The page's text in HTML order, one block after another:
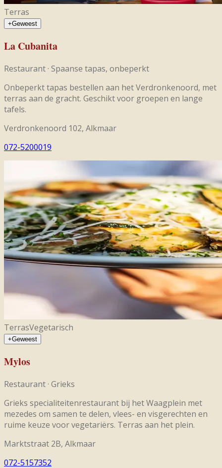
Terras
+Geweest
La Cubanita
Restaurant · Spaanse tapas, onbeperkt
Onbeperkt tapas bestellen aan het Verdronkenoord, met
terras aan de gracht. Geschikt voor groepen en lange
tafels.
Verdronkenoord 102, Alkmaar
072-5200019
TerrasVegetarisch
+Geweest
Mylos
Restaurant · Grieks
Grieks specialiteitenrestaurant bij het Waagplein met
mezedes om samen te delen, vlees- en visgerechten en
ruime keuze voor vegetariërs. Terras aan het plein.
Marktstraat 2B, Alkmaar
072-5157352